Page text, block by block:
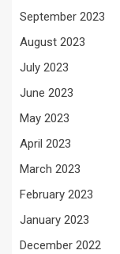
September 2023
August 2023
July 2023
June 2023
May 2023
April 2023
March 2023
February 2023
January 2023
December 2022